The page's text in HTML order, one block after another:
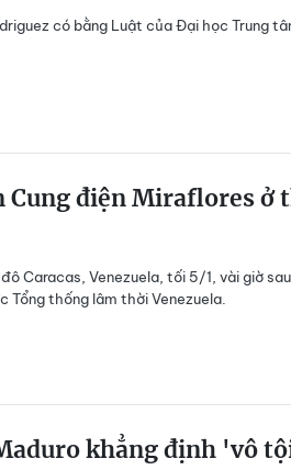
có bằng Luật của Đại học Trung
Cung điện Miraflores ở
Caracas, Venezuela, tối 5/1, vài giờ
Tổng thống lâm thời Venezuela.
khẳng định 'vô